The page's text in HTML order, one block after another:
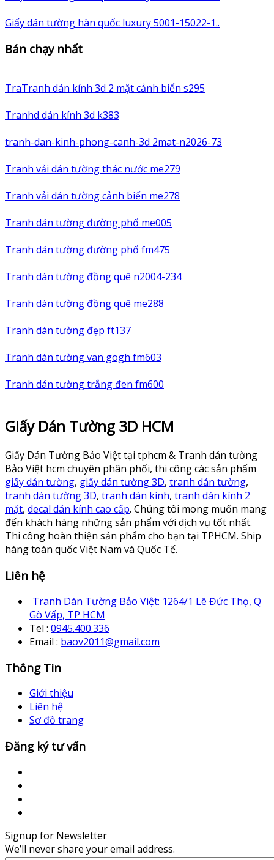
Giấy dán tường hàn quốc luxury 5001-15022-1..
Bán chạy nhất
TraTranh dán kính 3d 2 mặt cảnh biển s295
Tranhd dán kính 3d k383
tranh-dan-kinh-phong-canh-3d 2mat-n2026-73
Tranh vải dán tường thác nước me279
Tranh vải dán tường cảnh biển me278
Tranh dán tường đường phố me005
Tranh dán tường đường phố fm475
Tranh dán tường đồng quê n2004-234
Tranh dán tường đồng quê me288
Tranh dán tường đẹp ft137
Tranh dán tường van gogh fm603
Tranh dán tường trắng đen fm600
Giấy Dán Tường 3D HCM
Giấy Dán Tường Bảo Việt tại tphcm & Tranh dán tường
Bảo Việt hcm chuyên phân phối, thi công các sản phẩm
giấy dán tường, giấy dán tường 3D, tranh dán tường,
tranh dán tường 3D, tranh dán kính, tranh dán kính 2
mặt, decal dán kính cao cấp. Chúng tôi mong muốn mang
đến khách hàng những sản phẩm với dịch vụ tốt nhất.
Thi công hoàn thiện sản phẩm cho bạn tại TPHCM. Ship
hàng toàn quốc Việt Nam và Quốc Tế.
Liên hệ
Tranh Dán Tường Bảo Việt: 1264/1 Lê Đức Thọ, Q
Gò Vấp, TP HCM
Tel : 0945.400.336
Email : baov2011@gmail.com
Thông Tin
Giới thiệu
Liên hệ
Sơ đồ trang
Đăng ký tư vấn
Signup for Newsletter
We’ll never share your email address.